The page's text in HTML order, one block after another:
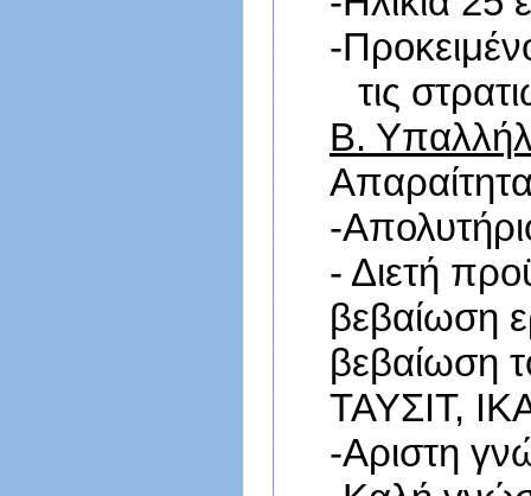
-
τις
Β.
-
- Διετή
βεβαίωση
βεβαίωση
ΤΑΥΣΙΤ,
-Αριστη